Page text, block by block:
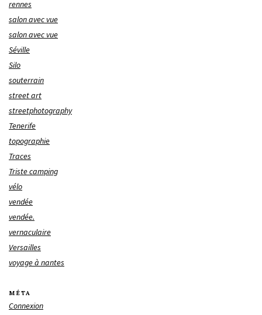
rennes
salon avec vue
salon avec vue
Séville
Silo
souterrain
street art
streetphotography
Tenerife
topographie
Traces
Triste camping
vélo
vendée
vendée.
vernaculaire
Versailles
voyage à nantes
MÉTA
Connexion